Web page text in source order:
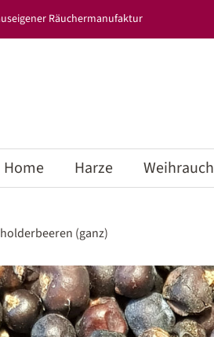
Räuchermanufaktur
Home Harze Weihrauch
(ganz)